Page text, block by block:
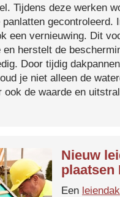
Tijdens deze werken
gecontroleerd.
een vernieuwing. Dit
en herstelt de
Door tijdig
je niet alleen de
ook de waarde en
Nieuw
plaatsen
Een leiendak